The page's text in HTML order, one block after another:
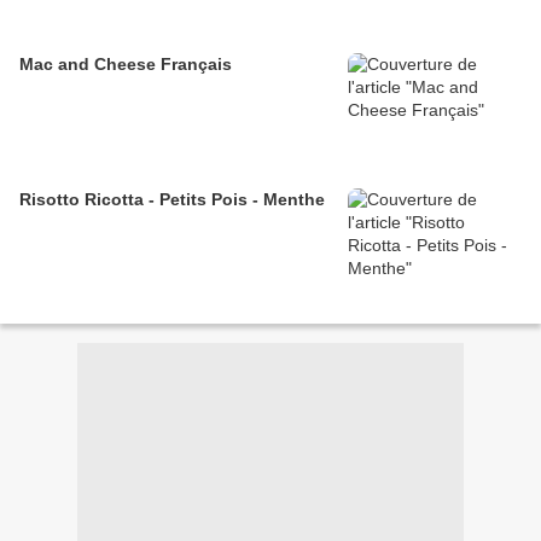
Mac and Cheese Français
Risotto Ricotta - Petits Pois - Menthe